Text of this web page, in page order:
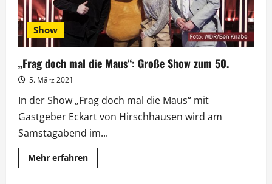
Show
„Frag doch mal die Maus“: Große Show zum 50.
5. März 2021
In der Show „Frag doch mal die Maus“ mit
Gastgeber Eckart von Hirschhausen wird am
Samstagabend im...
Mehr erfahrenMehr
Informationen